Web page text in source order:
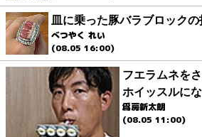
皿に乗った豚バラブロックの
べつやく れい
(08.05 16:00)
フエラムネを
ホイッスルに
爲房新太朗
(08.05 11:00)